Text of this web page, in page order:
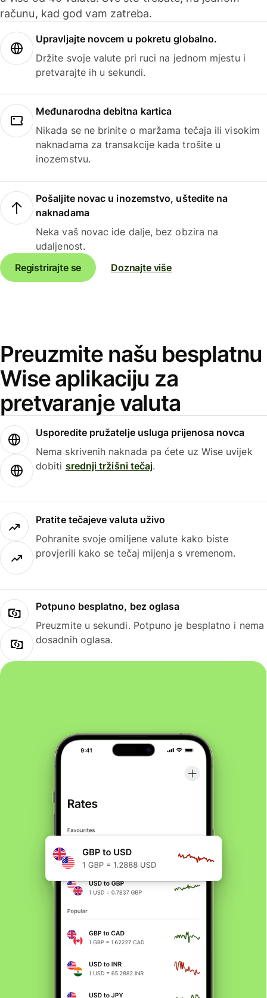
računu, kad god vam zatreba.
Upravljajte novcem u pokretu globalno.
Držite svoje valute pri ruci na jednom mjestu i
pretvarajte ih u sekundi.
Međunarodna debitna kartica
Nikada se ne brinite o maržama tečaja ili visokim
naknadama za transakcije kada trošite u
inozemstvu.
Pošaljite novac u inozemstvo, uštedite na
naknadama
Neka vaš novac ide dalje, bez obzira na
udaljenost.
Registrirajte se
Doznajte više
Preuzmite našu besplatnu
Wise aplikaciju za
pretvaranje valuta
Usporedite pružatelje usluga prijenosa novca
Nema skrivenih naknada pa ćete uz Wise uvijek
dobiti srednji tržišni tečaj.
Pratite tečajeve valuta uživo
Pohranite svoje omiljene valute kako biste
provjerili kako se tečaj mijenja s vremenom.
Potpuno besplatno, bez oglasa
Preuzmite u sekundi. Potpuno je besplatno i nema
dosadnih oglasa.